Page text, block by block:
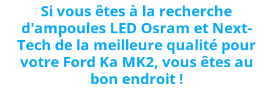
Si vous êtes à la recherche
d'ampoules LED Osram et Next-
Tech de la meilleure qualité pour
votre Ford Ka MK2, vous êtes au
bon endroit !